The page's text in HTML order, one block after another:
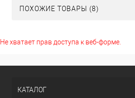
ПОХОЖИЕ ТОВАРЫ (8)
Не хватает прав доступа к веб-форме.
КАТАЛОГ